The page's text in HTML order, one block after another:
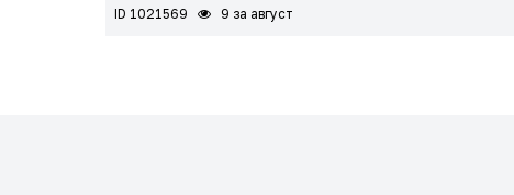
ID 1021569 9 за август